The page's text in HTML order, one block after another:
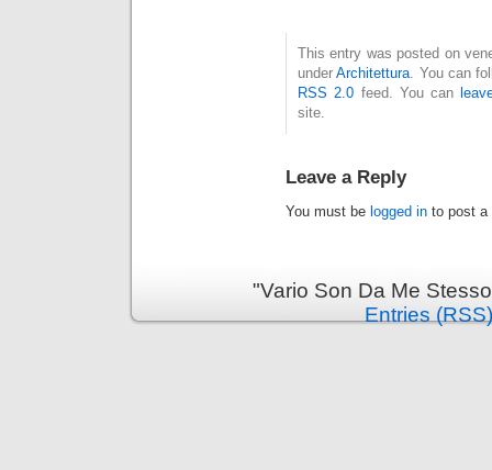
This entry was posted on
underArchitettura . You can
RSS 2.0 feed. You can
site.
Leave a Reply
You must be logged in to post a
"Vario Son Da Me
Entries (RSS)